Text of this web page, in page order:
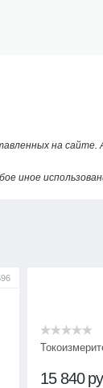
на
иное
15 840